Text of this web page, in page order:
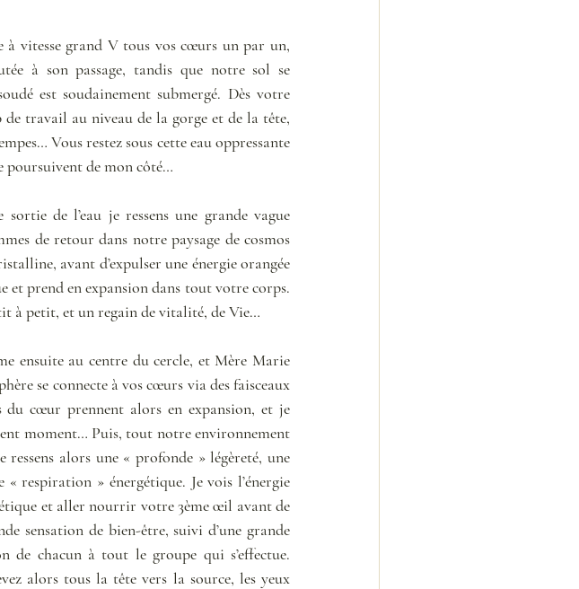
à vitesse grand V tous vos cœurs un par un,
à son passage, tandis que notre sol se
est soudainement submergé. Dès votre
de travail au niveau de la gorge et de la tête,
Vous restez sous cette eau oppressante
poursuivent de mon côté…
de l’eau je ressens une grande vague
de retour dans notre paysage de cosmos
avant d’expulser une énergie orangée
prend en expansion dans tout votre corps.
à petit, et un regain de vitalité, de Vie…
ensuite au centre du cercle, et Mère Marie
se connecte à vos cœurs via des faisceaux
cœur prennent alors en expansion, et je
moment… Puis, tout notre environnement
ressens alors une « profonde » légèreté, une
respiration » énergétique. Je vois l’énergie
et aller nourrir votre 3ème œil avant de
sensation de bien-être, suivi d’une grande
de chacun à tout le groupe qui s’effectue.
alors tous la tête vers la source, les yeux